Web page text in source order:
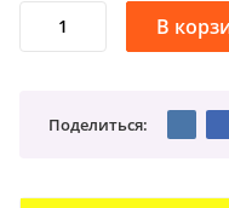
Поделиться: